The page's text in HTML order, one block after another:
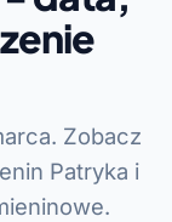
Zobacz
Patryka i